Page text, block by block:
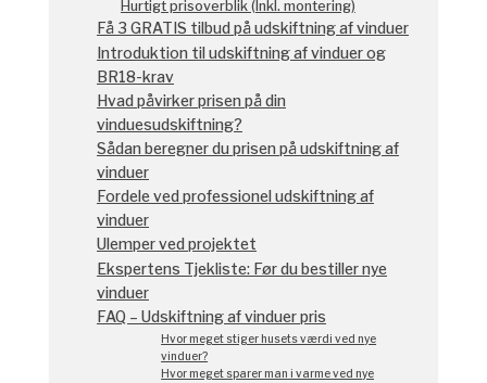
Hurtigt prisoverblik (Inkl. montering)
Få 3 GRATIS tilbud på udskiftning af vinduer
Introduktion til udskiftning af vinduer og
BR18-krav
Hvad påvirker prisen på din
vinduesudskiftning?
Sådan beregner du prisen på udskiftning af
vinduer
Fordele ved professionel udskiftning af
vinduer
Ulemper ved projektet
Ekspertens Tjekliste: Før du bestiller nye
vinduer
FAQ – Udskiftning af vinduer pris
Hvor meget stiger husets værdi ved nye
vinduer?
Hvor meget sparer man i varme ved nye